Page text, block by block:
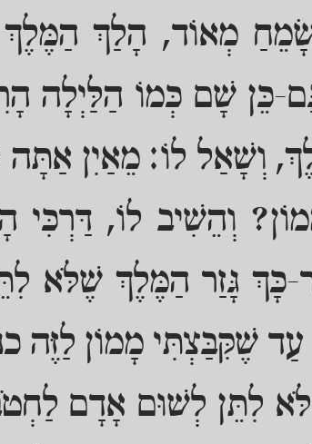
שָׂמֵחַ מְאוֹד, הָלַךְ הַמֶּלֶךְ
כֵּן שָׁם כְּמוֹ הַלַּיְלָה
וְשָׁאַל לוֹ: מֵאַיִן אַתָּה
וְהֵשִׁיב לוֹ, דַּרְכִּי
כָּךְ גָּזַר הַמֶּלֶךְ שֶׁלֹּא
שֶׁקִּבַּצְתִּי מָמוֹן לַזֶּה
לִתֵּן לְשׁוּם אָדָם